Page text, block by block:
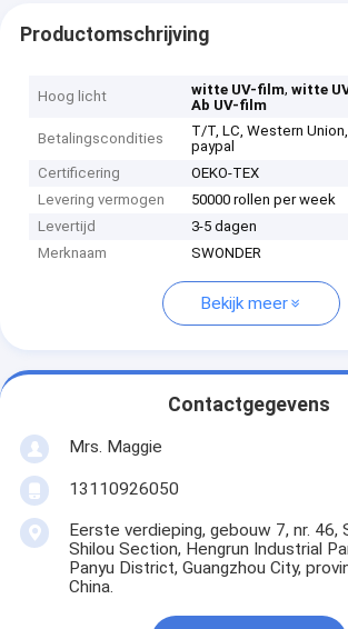
Productomschrijving
Hoog licht witte UV-film,witte
Ab UV-film
Betalingscondities
T/T, LC, Western
paypal
Certificering
OEKO-TEX
Levering vermogen
50000 rollen per week
Levertijd
3-5 dagen
Merknaam
SWONDER
Bekijk meer
Contactgegevens
Mrs. Maggie
13110926050
Eerste verdieping, gebouw 7, nr. 46,
Shilou Section, Hengrun Industrial
Panyu District, Guangzhou City,
China.